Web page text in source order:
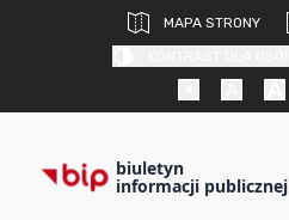
MAPA STRONY
biuletyn
informacji publicznej